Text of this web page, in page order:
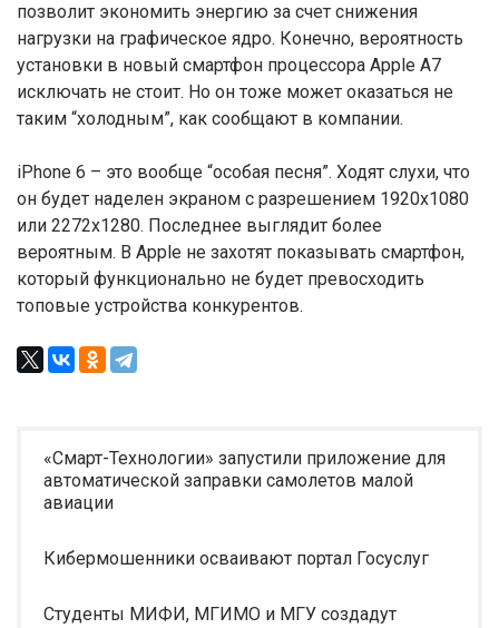
позволит экономить энергию за счет снижения
нагрузки на графическое ядро. Конечно, вероятность
установки в новый смартфон процессора Apple A7
исключать не стоит. Но он тоже может оказаться не
таким “холодным”, как сообщают в компании.
iPhone 6 – это вообще “особая песня”. Ходят слухи, что
он будет наделен экраном с разрешением 1920х1080
или 2272х1280. Последнее выглядит более
вероятным. В Apple не захотят показывать смартфон,
который функционально не будет превосходить
топовые устройства конкурентов.
«Смарт-Технологии» запустили приложение для
автоматической заправки самолетов малой
авиации
Кибермошенники осваивают портал Госуслуг
Студенты МИФИ, МГИМО и МГУ создадут